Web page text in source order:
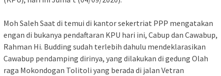
Moh Saleh Saat di temui di kantor sekertriat PPP mengatakan
engan di bukanya pendaftaran KPU hari ini, Cabup dan Cawabup,
Rahman Hi. Budding sudah terlebih dahulu mendeklarasikan
Cawabup pendamping dirinya, yang dilakukan di gedung Olah
raga Mokondogan Tolitoli yang berada di jalan Vetran